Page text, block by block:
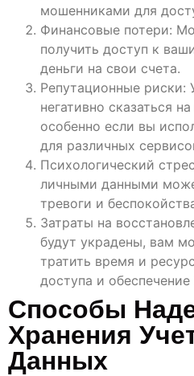
мошенниками для
Финансовые потери:
получить доступ к
деньги на свои счета.
Репутационные риски:
негативно сказаться
особенно если вы
для различных
Психологический
личными данными
тревоги и
Затраты на
будут украдены, вам
тратить время и
доступа и обеспечение
Способы
Хранения
Данных